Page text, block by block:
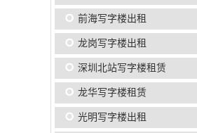
前海写字楼出租
龙岗写字楼出租
深圳北站写字楼租赁
龙华写字楼租赁
光明写字楼出租